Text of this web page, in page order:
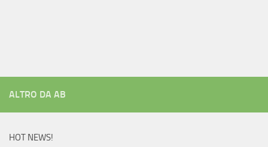
ALTRO DA AB
HOT NEWS!